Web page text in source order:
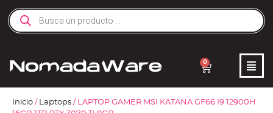
0
Inicio / Laptops / LAPTOP GAMER MSI KATANA GF66 I9 12900H